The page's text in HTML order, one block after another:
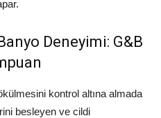
Deneyimi: G&B
kontrol altına almada
besleyen ve cildi